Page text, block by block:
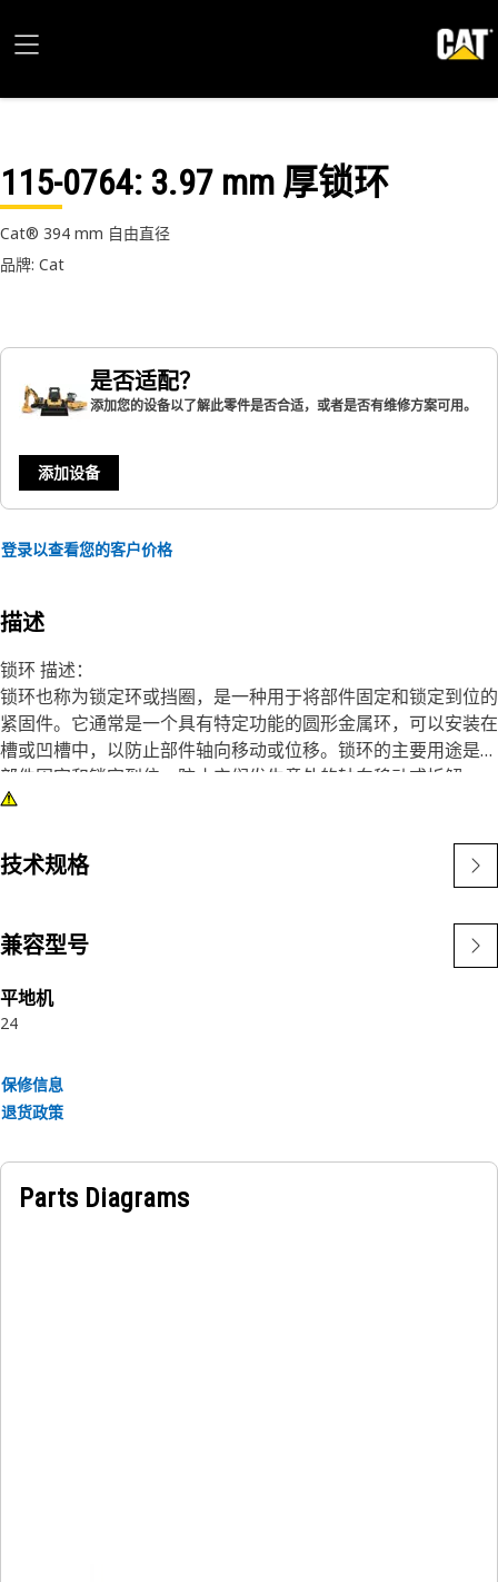
115-0764: 3.97 mm 厚锁环
Cat® 394 mm 自由直径
品牌: Cat
是否适配？
添加您的设备以了解此零件是否合适，或者是否有维修方案可用。
添加设备
登录以查看您的客户价格
描述
锁环 描述：
锁环也称为锁定环或挡圈，是一种用于将部件固定和锁定到位的
紧固件。它通常是一个具有特定功能的圆形金属环，可以安装在
槽或凹槽中，以防止部件轴向移动或位移。锁环的主要用途是将
部件固定和锁定到位，防止它们发生意外的轴向移动或拆解。
• 按照精确的技术规格制造，坚固耐用、性能可靠、效率高。
• 由耐用材料制成，具有强度和耐腐蚀性。
• 戒指被压缩到 ⌀358 毫米，无需永久固定。
• 洛氏硬度值：C 45-50。
应用：
技术规格
兼容型号
平地机
24
保修信息
退货政策
Parts Diagrams